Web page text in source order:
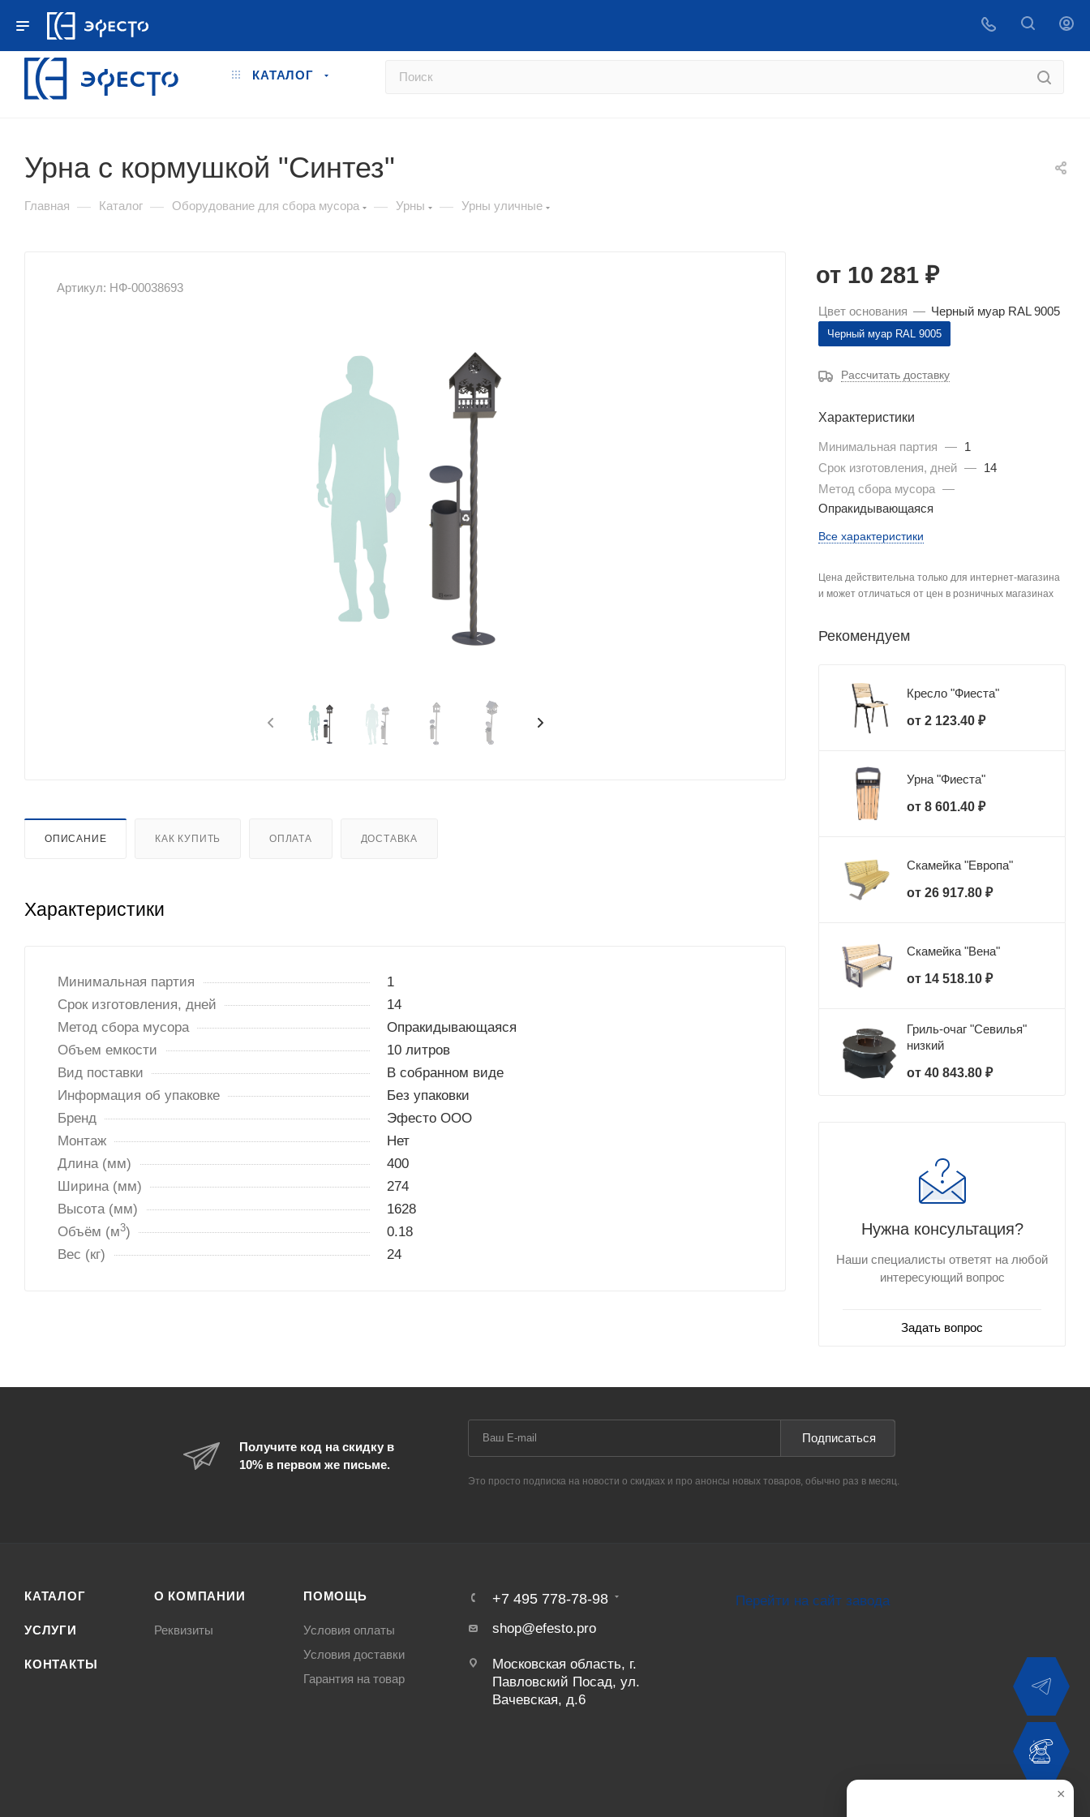
+7 495 778-78-98 ВОЙТИ
КАТАЛОГ
Урна с кормушкой "Синтез"
Главная — Каталог — Оборудование для сбора мусора — Урны — Урны уличные
Артикул: НФ-00038693
ОПИСАНИЕ КАК КУПИТЬ ОПЛАТА ДОСТАВКА
Характеристики
Минимальная партия
1
Срок изготовления, дней
14
Метод сбора мусора
Опракидывающаяся
Объем емкости
10 литров
Вид поставки
В собранном виде
Информация об упаковке
Без упаковки
Бренд
Эфесто ООО
Монтаж
Нет
Длина (мм)
400
Ширина (мм)
274
Высота (мм)
1628
Объём (м3)
0.18
Вес (кг)
24
от 10 281 ₽
Цвет основания — Черный муар RAL 9005
Черный муар RAL 9005
Рассчитать доставку
Характеристики
Минимальная партия —
1
Срок изготовления, дней —
14
Метод сбора мусора —
Опракидывающаяся
Все характеристики
Цена действительна только для интернет-магазина
и может отличаться от цен в розничных магазинах
Рекомендуем
Кресло "Фиеста"
от 2 123.40 ₽
Урна "Фиеста"
от 8 601.40 ₽
Скамейка "Европа"
от 26 917.80 ₽
Скамейка "Вена"
от 14 518.10 ₽
Гриль-очаг "Севилья"
низкий
от 40 843.80 ₽
Нужна консультация?
Наши специалисты ответят на любой
интересующий вопрос
Задать вопрос
Получите код на скидку в
10% в первом же письме.
Подписаться
Это просто подписка на новости о скидках и про анонсы новых товаров, обычно раз в месяц.
КАТАЛОГ
УСЛУГИ
КОНТАКТЫ
О КОМПАНИИ
Реквизиты
ПОМОЩЬ
Условия оплаты
Условия доставки
Гарантия на товар
+7 495 778-78-98
shop@efesto.pro
Московская область, г.
Павловский Посад, ул.
Вачевская, д.6
Перейти на сайт завода
×